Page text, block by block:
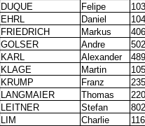
DUQUE
Felipe
EHRL
Daniel
FRIEDRICH
Markus
GOLSER
Andre
KARL
Alexander
KLAGE
Martin
KRUMP
Franz
LANGMAIER
Thomas
LEITNER
Stefan
LIM
Charlie